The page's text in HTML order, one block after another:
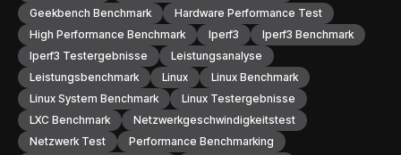
Geekbench Benchmark
Hardware Performance Test
High Performance Benchmark
Iperf3
Iperf3 Benchmark
Iperf3 Testergebnisse
Leistungsanalyse
Leistungsbenchmark
Linux
Linux Benchmark
Linux System Benchmark
Linux Testergebnisse
LXC Benchmark
Netzwerkgeschwindigkeitstest
Netzwerk Test
Performance Benchmarking